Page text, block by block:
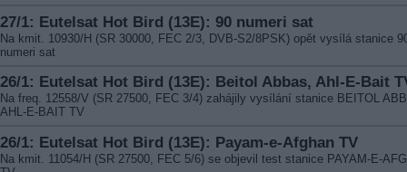
27/1: Eutelsat Hot Bird (13E): 90 numeri sat
Na kmit. 10930/H (SR 30000, FEC 2/3, DVB-S2/8PSK) opět vysílá stanice
numeri sat
26/1: Eutelsat Hot Bird (13E): Beitol Abbas, Ahl-E-Bait
Na freq. 12558/V (SR 27500, FEC 3/4) zahájily vysílání stanice BEITOL
AHL-E-BAIT TV
26/1: Eutelsat Hot Bird (13E): Payam-e-Afghan TV
Na kmit. 11054/H (SR 27500, FEC 5/6) se objevil test stanice PAYAM-E-